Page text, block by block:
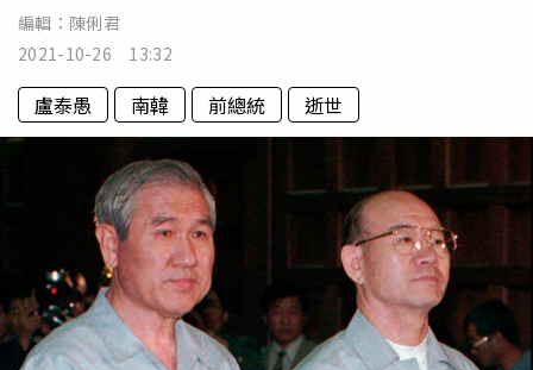
編輯： 陳俐君
2021-10-26 13:32
盧泰愚 南韓 前總統 逝世